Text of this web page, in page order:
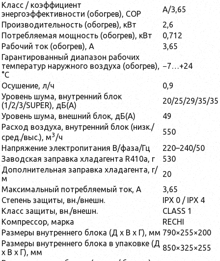
Класс / коэффициент
энергоэффективности (обогрев), COP
A/3,65
Производительность (обогрев), кВт
2,6
Потребляемая мощность (обогрев), кВт
0,712
Рабочий ток (обогрев), А
3,65
Гарантированный диапазон рабочих
температур наружного воздуха (обогрев),
°С
−7…+24
Осушение, л/ч
0,9
Уровень шума, внутренний блок
(1/2/3/SUPER), дБ(А)
20/25/29/35/35
Уровень шума, внешний блок, дБ(А)
49
Расход воздуха, внутренний блок (низк./
сред./выс.), м3 /ч
550
Напряжение электропитания В/фаза/Гц
220–240/50
Заводская заправка хладагента R410a, г
530
Дополнительная заправка хладагента, г/
м
20
Максимальный потребляемый ток, А
3,65
Степень защиты, вн./внешн.
IPX 0 / IPX 4
Класс защиты, вн./внешн.
CLASS 1
Компрессор, марка
RECHI
Размеры внутреннего блока (Д x В x Г), мм 790×255×200
Размеры внутреннего блока в упаковке (Д
x В x Г), мм
850×325×255